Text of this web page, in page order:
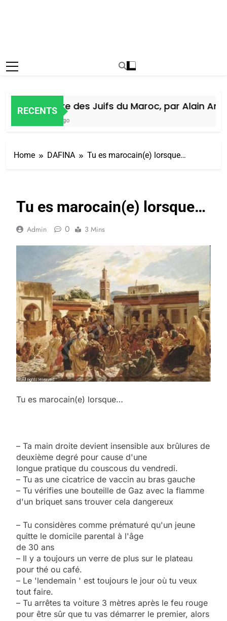
RECENTS
Histoire des Juifs du Maroc, par Alain Amiel
Home DAFINA Tu es marocain(e) lorsque…
Tu es marocain(e) lorsque…
Admin 0 3 Mins
Tu es marocain(e) lorsque…
– Ta main droite devient insensible aux brûlures de
deuxième degré pour cause d'une
longue pratique du couscous du vendredi.
– Tu as une cicatrice de vaccin au bras gauche
– Tu vérifies une bouteille de Gaz avec la flamme
d'un briquet sans trouver cela dangereux
– Tu considères comme prématuré qu'un jeune
quitte le domicile parental à l'âge
de 30 ans
– Il y a toujours un verre de plus sur le plateau
pour thé ou café.
– Le 'lendemain ' est toujours le jour où tu veux
tout faire.
– Tu arrêtes ta voiture 3 mètres après le feu rouge
pour être sûr que tu vas démarrer le premier, alors